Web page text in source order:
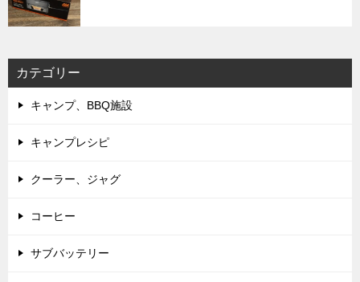
カテゴリー
キャンプ、BBQ施設
キャンプレシピ
クーラー、ジャグ
コーヒー
サブバッテリー